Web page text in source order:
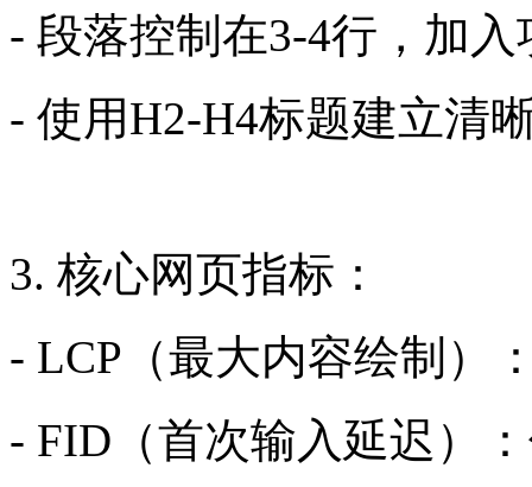
- 段落控制在3-4行，加入
- 使用H2-H4标题建立清
3. 核心网页指标：
- LCP（最大内容绘制）
- FID（首次输入延迟）